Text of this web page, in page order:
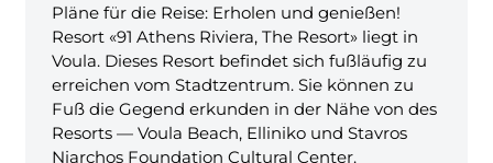
Pläne für die Reise: Erholen und genießen!
Resort «91 Athens Riviera, The Resort» liegt in
Voula. Dieses Resort befindet sich fußläufig zu
erreichen vom Stadtzentrum. Sie können zu
Fuß die Gegend erkunden in der Nähe von des
Resorts — Voula Beach, Elliniko und Stavros
Niarchos Foundation Cultural Center.